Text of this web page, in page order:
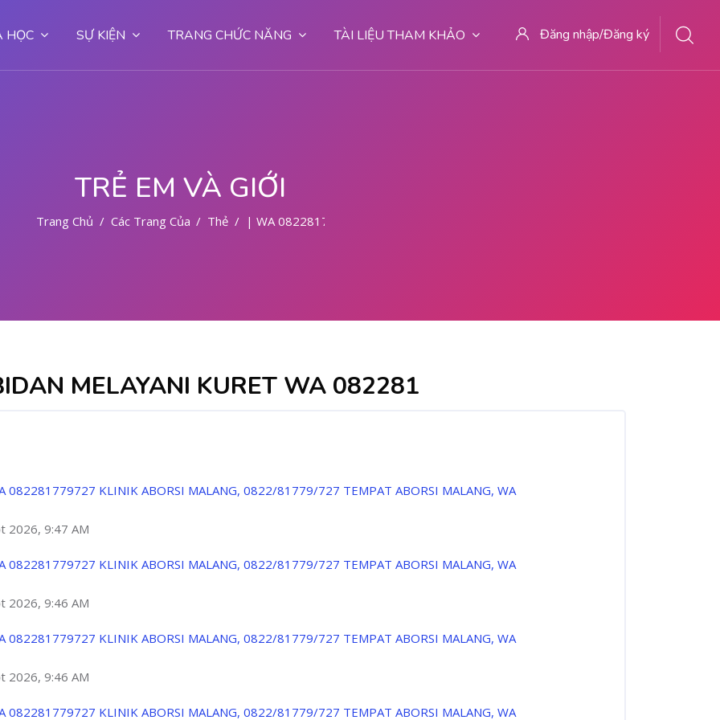
HỌC SỰ KIỆN TRANG CHỨC NĂNG TÀI LIỆU THAM KHẢO Đăng nhập/Đăng ký
TRẺ EM VÀ GIỚI
Trang Chủ Các Trang Của Hệ Thống
Thẻ | WA 082281779727 | BIDAN MELAYANI KURET WA 082281
MELAYANI KURET WA 082281
082281779727 KLINIK ABORSI MALANG, 0822/81779/727 TEMPAT ABORSI MALANG, WA
2026, 9:47 AM
082281779727 KLINIK ABORSI MALANG, 0822/81779/727 TEMPAT ABORSI MALANG, WA
2026, 9:46 AM
082281779727 KLINIK ABORSI MALANG, 0822/81779/727 TEMPAT ABORSI MALANG, WA
2026, 9:46 AM
082281779727 KLINIK ABORSI MALANG, 0822/81779/727 TEMPAT ABORSI MALANG, WA